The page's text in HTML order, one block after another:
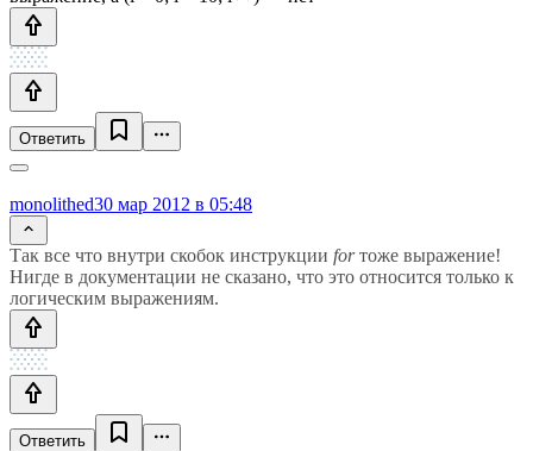
Ответить
monolithed30 мар 2012 в 05:48
Так все что внутри скобок инструкции forтоже выражение!
Нигде в документации не сказано, что это относится только к
логическим выражениям.
Ответить